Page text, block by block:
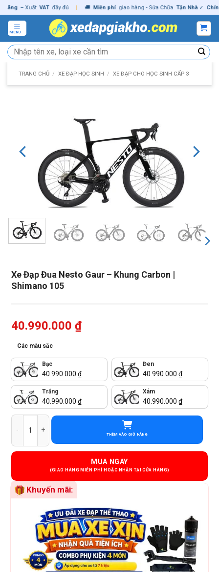
Skip
to
content
– Xuất VAT đầy đủ | 🚚 Miễn phí giao hàng - Sửa Chữa Tận Nhà ✓ Chính
MENU
Tìm
kiếm:
TRANG CHỦ / XE ĐẠP HỌC SINH / XE ĐẠP CHO HỌC SINH CẤP 3
Xe Đạp Đua Nesto Gaur – Khung Carbon |
Shimano 105
40.990.000 ₫
Các màu sắc
Bạc
40.990.000 ₫
Đen
40.990.000 ₫
Trắng
40.990.000 ₫
Xám
40.990.000 ₫
Xe Đạp Đua Nesto Gaur - Khung Carbon | Shimano 105 số lượng
THÊM VÀO GIỎ HÀNG
MUA NGAY
Khuyến mãi: